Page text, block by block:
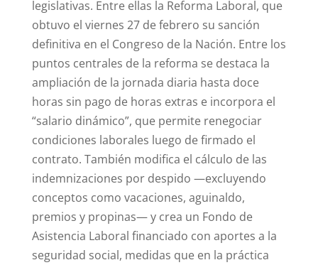
legislativas. Entre ellas la Reforma Laboral, que
obtuvo el viernes 27 de febrero su sanción
definitiva en el Congreso de la Nación. Entre los
puntos centrales de la reforma se destaca la
ampliación de la jornada diaria hasta doce
horas sin pago de horas extras e incorpora el
“salario dinámico”, que permite renegociar
condiciones laborales luego de firmado el
contrato. También modifica el cálculo de las
indemnizaciones por despido —excluyendo
conceptos como vacaciones, aguinaldo,
premios y propinas— y crea un Fondo de
Asistencia Laboral financiado con aportes a la
seguridad social, medidas que en la práctica